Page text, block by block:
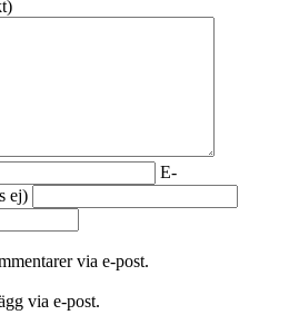
E-
ej)
via e-post.
via e-post.